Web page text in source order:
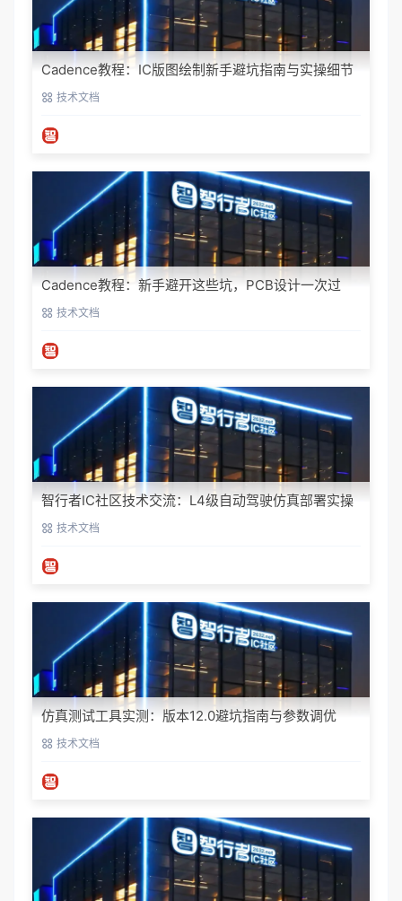
Cadence教程：IC版图绘制新手避坑指南与实操细节
技术文档
Cadence教程：新手避开这些坑，PCB设计一次过
技术文档
智行者IC社区技术交流：L4级自动驾驶仿真部署实操
指南技术文档
仿真测试工具实测：版本12.0避坑指南与参数调优
技术文档